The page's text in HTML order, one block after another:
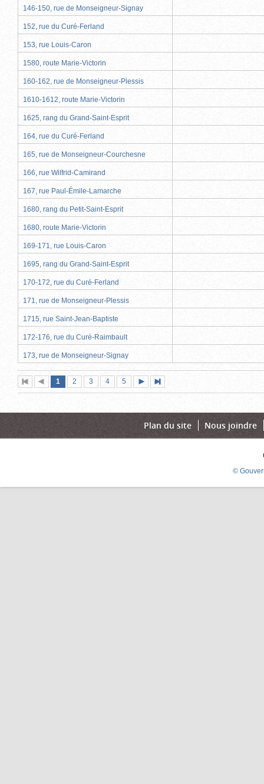
146-150, rue de Monseigneur-Signay
152, rue du Curé-Ferland
153, rue Louis-Caron
1580, route Marie-Victorin
160-162, rue de Monseigneur-Plessis
1610-1612, route Marie-Victorin
1625, rang du Grand-Saint-Esprit
164, rue du Curé-Ferland
165, rue de Monseigneur-Courchesne
166, rue Wilfrid-Camirand
167, rue Paul-Émile-Lamarche
1680, rang du Petit-Saint-Esprit
1680, route Marie-Victorin
169-171, rue Louis-Caron
1695, rang du Grand-Saint-Esprit
170-172, rue du Curé-Ferland
171, rue de Monseigneur-Plessis
1715, rue Saint-Jean-Baptiste
172-176, rue du Curé-Raimbault
173, rue de Monseigneur-Signay
Première
page
Page
précédente
Page
1 (page
actuelle)
Page
2 Page
3 Page
4 Page
5
suivante
page
Plan du site Nous joindre
©